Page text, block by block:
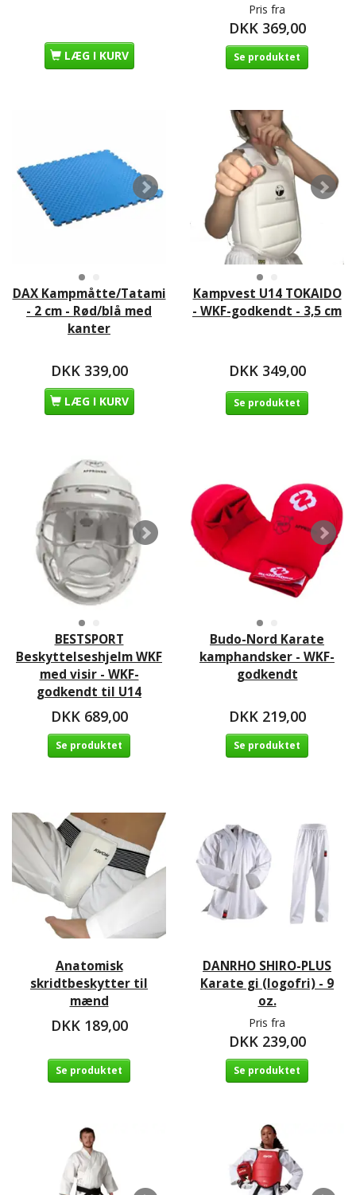
LÆG I KURV
Pris fra
DKK 369,00
Se produktet
DAX Kampmåtte/Tatami
- 2 cm - Rød/blå med
kanter
DKK 339,00
LÆG I KURV
Kampvest U14 TOKAIDO
- WKF-godkendt - 3,5 cm
DKK 349,00
Se produktet
BESTSPORT
Beskyttelseshjelm WKF
med visir - WKF-
godkendt til U14
DKK 689,00
Se produktet
Budo-Nord Karate
kamphandsker - WKF-
godkendt
DKK 219,00
Se produktet
Anatomisk
skridtbeskytter til
mænd
DKK 189,00
Se produktet
DANRHO SHIRO-PLUS
Karate gi (logofri) - 9
oz.
Pris fra
DKK 239,00
Se produktet